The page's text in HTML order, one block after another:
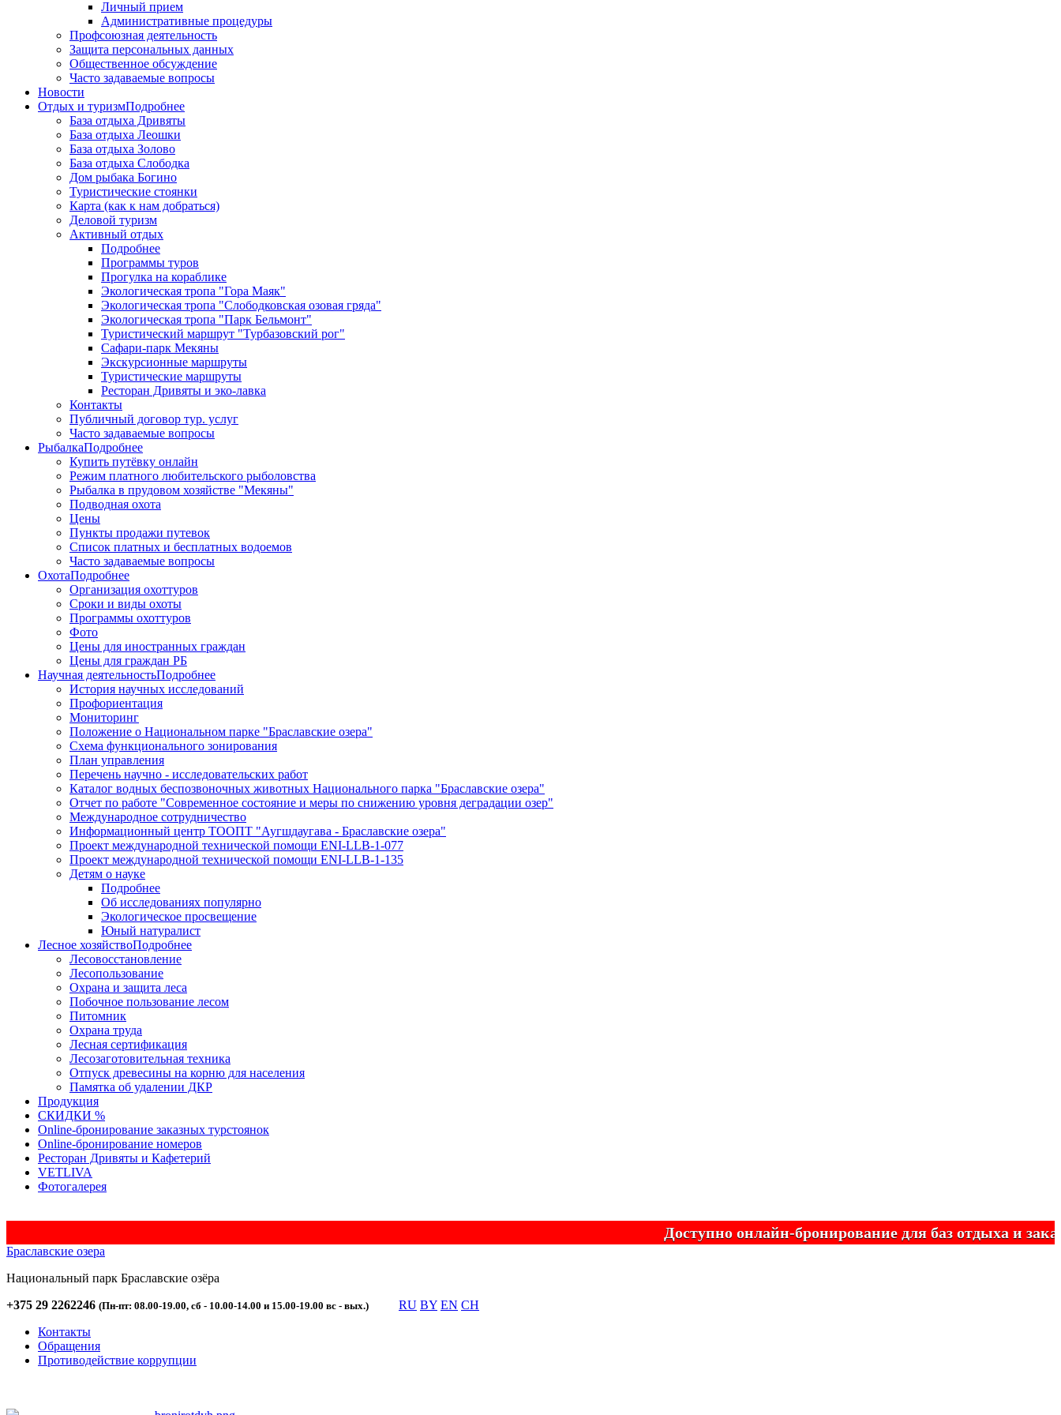
Личный прием
Административные процедуры
Профсоюзная деятельность
Защита персональных данных
Общественное обсуждение
Часто задаваемые вопросы
Новости
Отдых и туризмПодробнее
База отдыха Дривяты
База отдыха Леошки
База отдыха Золово
База отдыха Слободка
Дом рыбака Богино
Туристические стоянки
Карта (как к нам добраться)
Деловой туризм
Активный отдых
Подробнее
Программы туров
Прогулка на кораблике
Экологическая тропа "Гора Маяк"
Экологическая тропа "Слободковская озовая гряда"
Экологическая тропа "Парк Бельмонт"
Туристический маршрут "Турбазовский рог"
Сафари-парк Мекяны
Экскурсионные маршруты
Туристические маршруты
Ресторан Дривяты и эко-лавка
Контакты
Публичный договор тур. услуг
Часто задаваемые вопросы
РыбалкаПодробнее
Купить путёвку онлайн
Режим платного любительского рыболовства
Рыбалка в прудовом хозяйстве "Мекяны"
Подводная охота
Цены
Пункты продажи путевок
Список платных и бесплатных водоемов
Часто задаваемые вопросы
ОхотаПодробнее
Организация охоттуров
Сроки и виды охоты
Программы охоттуров
Фото
Цены для иностранных граждан
Цены для граждан РБ
Научная деятельностьПодробнее
История научных исследований
Профориентация
Мониторинг
Положение о Национальном парке "Браславские озера"
Схема функционального зонирования
План управления
Перечень научно - исследовательских работ
Каталог водных беспозвоночных животных Национального парка "Браславские озера"
Отчет по работе "Современное состояние и меры по снижению уровня деградации озер"
Международное сотрудничество
Информационный центр ТООПТ "Аугшдаугава - Браславские озера"
Проект международной технической помощи ENI-LLB-1-077
Проект международной технической помощи ENI-LLB-1-135
Детям о науке
Подробнее
Об исследованиях популярно
Экологическое просвещение
Юный натуралист
Лесное хозяйствоПодробнее
Лесовосстановление
Лесопользование
Охрана и защита леса
Побочное пользование лесом
Питомник
Охрана труда
Лесная сертификация
Лесозаготовительная техника
Отпуск древесины на корню для населения
Памятка об удалении ДКР
Продукция
СКИДКИ %
Оnline-бронирование заказных турстоянок
Оnline-бронирование номеров
Ресторан Дривяты и Кафетерий
VETLIVA
Фотогалерея
Доступно онлайн-бронирование для баз отдыха и
Браславские озера
Национальный парк Браславские озёра
+375 29 2262246 (Пн-пт: 08.00-19.00, сб - 10.00-14.00 и 15.00-19.00 вс - вых.) RU BY EN CH
Контакты
Обращения
Противодействие коррупции